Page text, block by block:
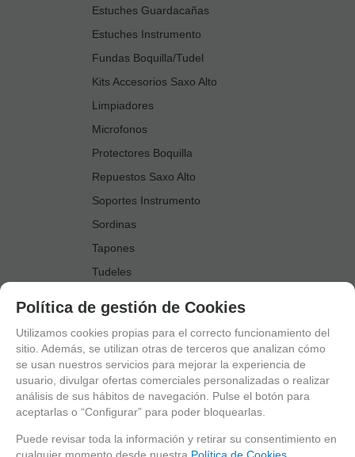
Estuches Guardacañas
Estuches Instrumento
Fundas Boquilla/Tudel
Kits Accesorios Saxo Alto
Limpiadores
Microfonos
Protectores Boquilla
Repuestos Saxo Alto
Soportes Instrumento
Sordinas
Tapones
Tudeles
Accesorios Saxo Tenor
Abrazaderas
Anillo Fonico Saxo Tenor
Atriles Marcha
Boquillas
Boquilleros
Política de gestión de Cookies
Utilizamos cookies propias para el correcto funcionamiento del
sitio. Además, se utilizan otras de terceros que analizan cómo
se usan nuestros servicios para mejorar la experiencia de
usuario, divulgar ofertas comerciales personalizadas o realizar
análisis de sus hábitos de navegación. Pulse el botón para
aceptarlas o “Configurar” para poder bloquearlas.
Puede revisar toda la información y retirar su consentimiento en